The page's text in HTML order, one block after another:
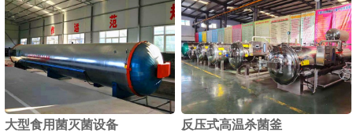
1 2
大型食用菌灭菌设备 反压式高温杀菌釜